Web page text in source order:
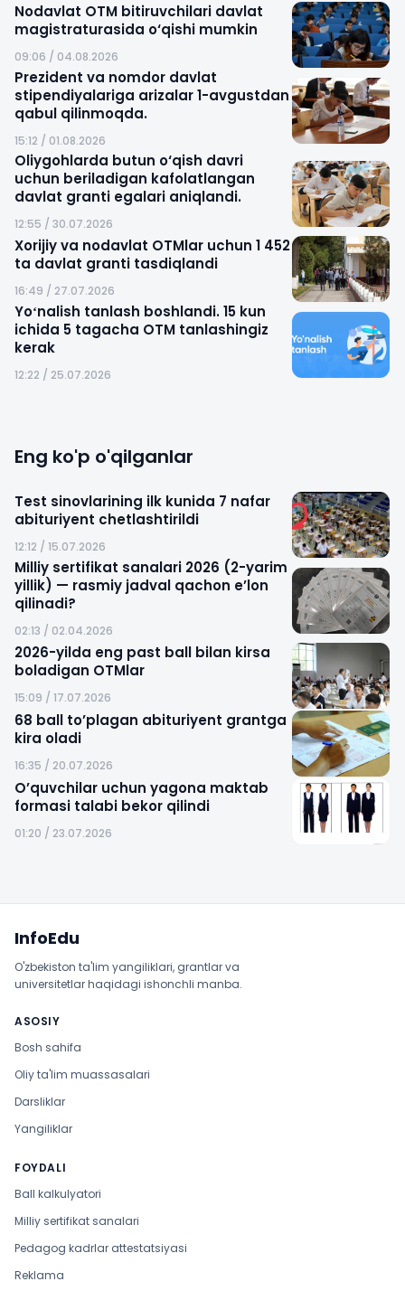
Nodavlat OTM bitiruvchilari davlat
magistraturasida o‘qishi mumkin
09:06 / 04.08.2026
Prezident va nomdor davlat
stipendiyalariga arizalar 1-avgustdan
qabul qilinmoqda.
15:12 / 01.08.2026
Oliygohlarda butun o‘qish davri
uchun beriladigan kafolatlangan
davlat granti egalari aniqlandi.
12:55 / 30.07.2026
Xorijiy va nodavlat OTMlar uchun 1 452
ta davlat granti tasdiqlandi
16:49 / 27.07.2026
Yoʻnalish tanlash boshlandi. 15 kun
ichida 5 tagacha OTM tanlashingiz
kerak
12:22 / 25.07.2026
Eng ko'p o'qilganlar
Test sinovlarining ilk kunida 7 nafar
abituriyent chetlashtirildi
12:12 / 15.07.2026
Milliy sertifikat sanalari 2026 (2-yarim
yillik) — rasmiy jadval qachon e’lon
qilinadi?
02:13 / 02.04.2026
2026-yilda eng past ball bilan kirsa
boladigan OTMlar
15:09 / 17.07.2026
68 ball to’plagan abituriyent grantga
kira oladi
16:35 / 20.07.2026
O’quvchilar uchun yagona maktab
formasi talabi bekor qilindi
01:20 / 23.07.2026
InfoEdu
O'zbekiston ta'lim yangiliklari, grantlar va
universitetlar haqidagi ishonchli manba.
ASOSIY
Bosh sahifa
Oliy ta'lim muassasalari
Darsliklar
Yangiliklar
FOYDALI
Ball kalkulyatori
Milliy sertifikat sanalari
Pedagog kadrlar attestatsiyasi
Reklama